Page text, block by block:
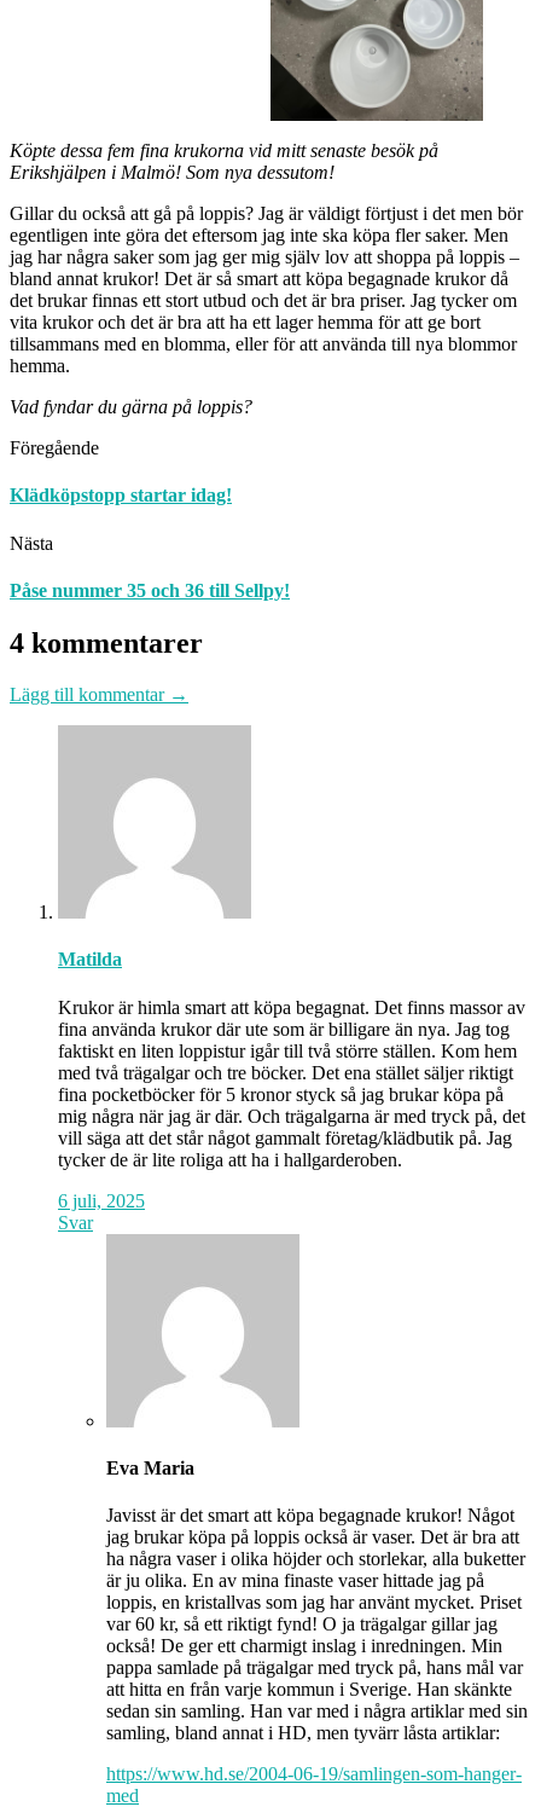
Köpte dessa fem fina krukorna vid mitt senaste besök på
Erikshjälpen i Malmö! Som nya dessutom!
Gillar du också att gå på loppis? Jag är väldigt förtjust i det men bör
egentligen inte göra det eftersom jag inte ska köpa fler saker. Men
jag har några saker som jag ger mig själv lov att shoppa på loppis –
bland annat krukor! Det är så smart att köpa begagnade krukor då
det brukar finnas ett stort utbud och det är bra priser. Jag tycker om
vita krukor och det är bra att ha ett lager hemma för att ge bort
tillsammans med en blomma, eller för att använda till nya blommor
hemma.
Vad fyndar du gärna på loppis?
Föregående
Klädköpstopp startar idag!
Nästa
Påse nummer 35 och 36 till Sellpy!
4 kommentarer
Lägg till kommentar →
Matilda
Krukor är himla smart att köpa begagnat. Det finns massor av
fina använda krukor där ute som är billigare än nya. Jag tog
faktiskt en liten loppistur igår till två större ställen. Kom hem
med två trägalgar och tre böcker. Det ena stället säljer riktigt
fina pocketböcker för 5 kronor styck så jag brukar köpa på
mig några när jag är där. Och trägalgarna är med tryck på, det
vill säga att det står något gammalt företag/klädbutik på. Jag
tycker de är lite roliga att ha i hallgarderoben.
6 juli, 2025
Svar
Eva Maria
Javisst är det smart att köpa begagnade krukor! Något
jag brukar köpa på loppis också är vaser. Det är bra att
ha några vaser i olika höjder och storlekar, alla buketter
är ju olika. En av mina finaste vaser hittade jag på
loppis, en kristallvas som jag har använt mycket. Priset
var 60 kr, så ett riktigt fynd! O ja trägalgar gillar jag
också! De ger ett charmigt inslag i inredningen. Min
pappa samlade på trägalgar med tryck på, hans mål var
att hitta en från varje kommun i Sverige. Han skänkte
sedan sin samling. Han var med i några artiklar med sin
samling, bland annat i HD, men tyvärr låsta artiklar:
https://www.hd.se/2004-06-19/samlingen-som-hanger-
med